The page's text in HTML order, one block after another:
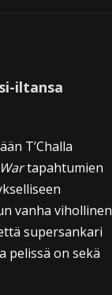
iltansa
T’Challa
tapahtumien
vanha vihollinen
supersankari
pelissä on sekä